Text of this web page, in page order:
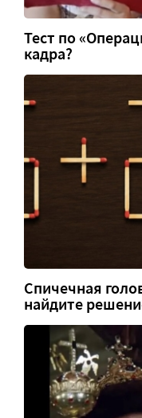
Тест по
кадра?
Спичечная
найдите